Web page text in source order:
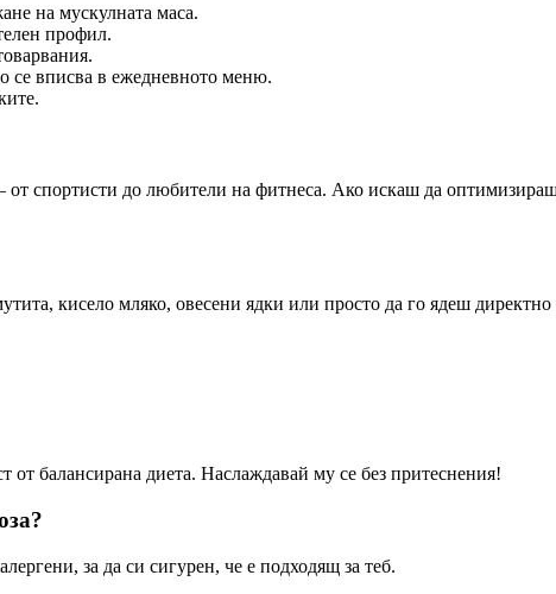
на мускулната маса.
профил.
се вписва в ежедневното меню.
от спортисти до любители на фитнеса. Ако искаш да
кисело мляко, овесени ядки или просто да го ядеш
от балансирана диета. Наслаждавай му се без притеснения!
за да си сигурен, че е подходящ за теб.